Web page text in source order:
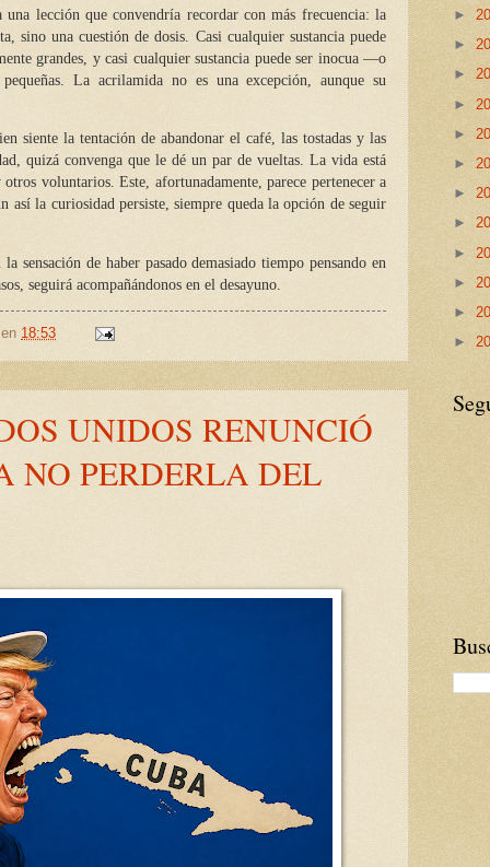
lección que convendría recordar con más frecuencia: la
sino una cuestión de dosis. Casi cualquier sustancia puede
grandes, y casi cualquier sustancia puede ser inocua —o
La acrilamida no es una excepción, aunque su
siente la tentación de abandonar el café, las tostadas y las
quizá convenga que le dé un par de vueltas. La vida está
voluntarios. Este, afortunadamente, parece pertenecer a
así la curiosidad persiste, siempre queda la opción de seguir
de haber pasado demasiado tiempo pensando en
seguirá acompañándonos en el desayuno.
en 18:53
UNIDOS RENUNCIÓ
PERDERLA DEL
►
►
►
►
►
►
►
►
►
►
►
►